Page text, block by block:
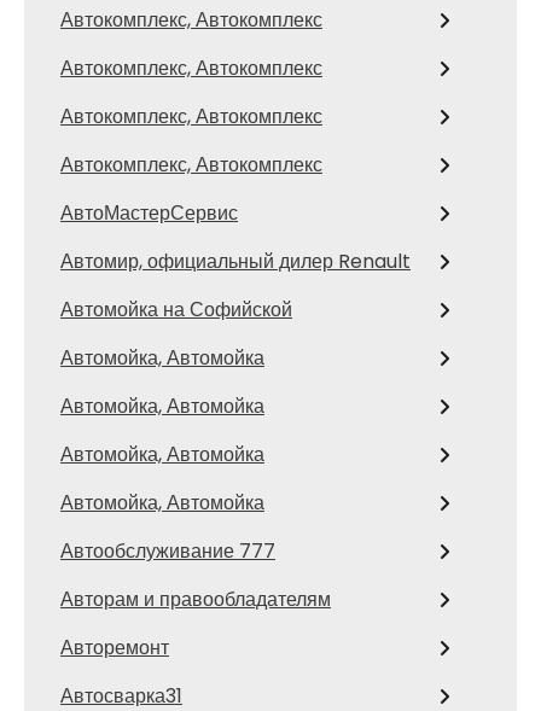
Автокомплекс, Автокомплекс
Автокомплекс, Автокомплекс
Автокомплекс, Автокомплекс
Автокомплекс, Автокомплекс
АвтоМастерСервис
Автомир, официальный дилер Renault
Автомойка на Софийской
Автомойка, Автомойка
Автомойка, Автомойка
Автомойка, Автомойка
Автомойка, Автомойка
Автообслуживание 777
Авторам и правообладателям
Авторемонт
Автосварка31